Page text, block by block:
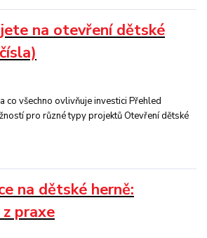
na otevření dětské
co všechno ovlivňuje investici Přehled
pro různé typy projektů Otevření dětské
na dětské herně:
praxe